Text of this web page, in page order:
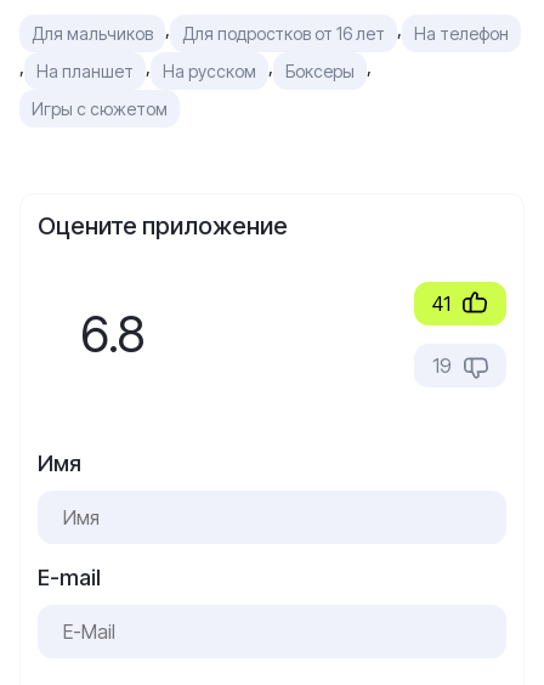
Для мальчиков , Для подростков от 16 лет , На телефон
, На планшет , На русском , Боксеры ,
Игры с сюжетом
Оцените приложение
6.8 41
19
Имя
E-mail